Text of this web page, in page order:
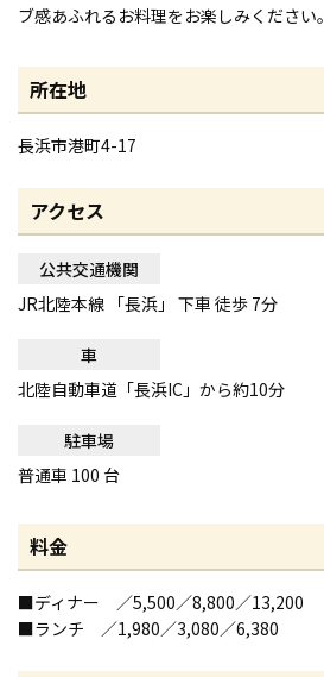
ブ感あふれるお料理をお楽しみください。
所在地
長浜市港町4-17
アクセス
公共交通機関
JR北陸本線 「長浜」 下車 徒歩 7分
車
北陸自動車道「長浜IC」から約10分
駐車場
普通車 100 台
料金
■ディナー ／5,500／8,800／13,200
■ランチ ／1,980／3,080／6,380